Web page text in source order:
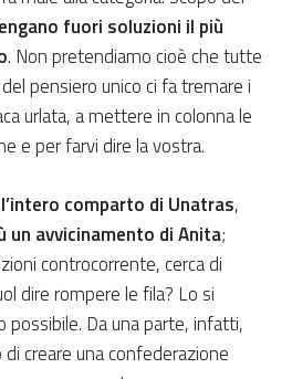
fuori soluzioni il più
. Non pretendiamo cioè che tutte
pensiero unico ci fa tremare i
urlata, a mettere in colonna le
e per farvi dire la vostra.
l’intero comparto di Unatras,
un avvicinamento di Anita;
controcorrente, cerca di
dire rompere le fila? Lo si
possibile. Da una parte, infatti,
creare una confederazione